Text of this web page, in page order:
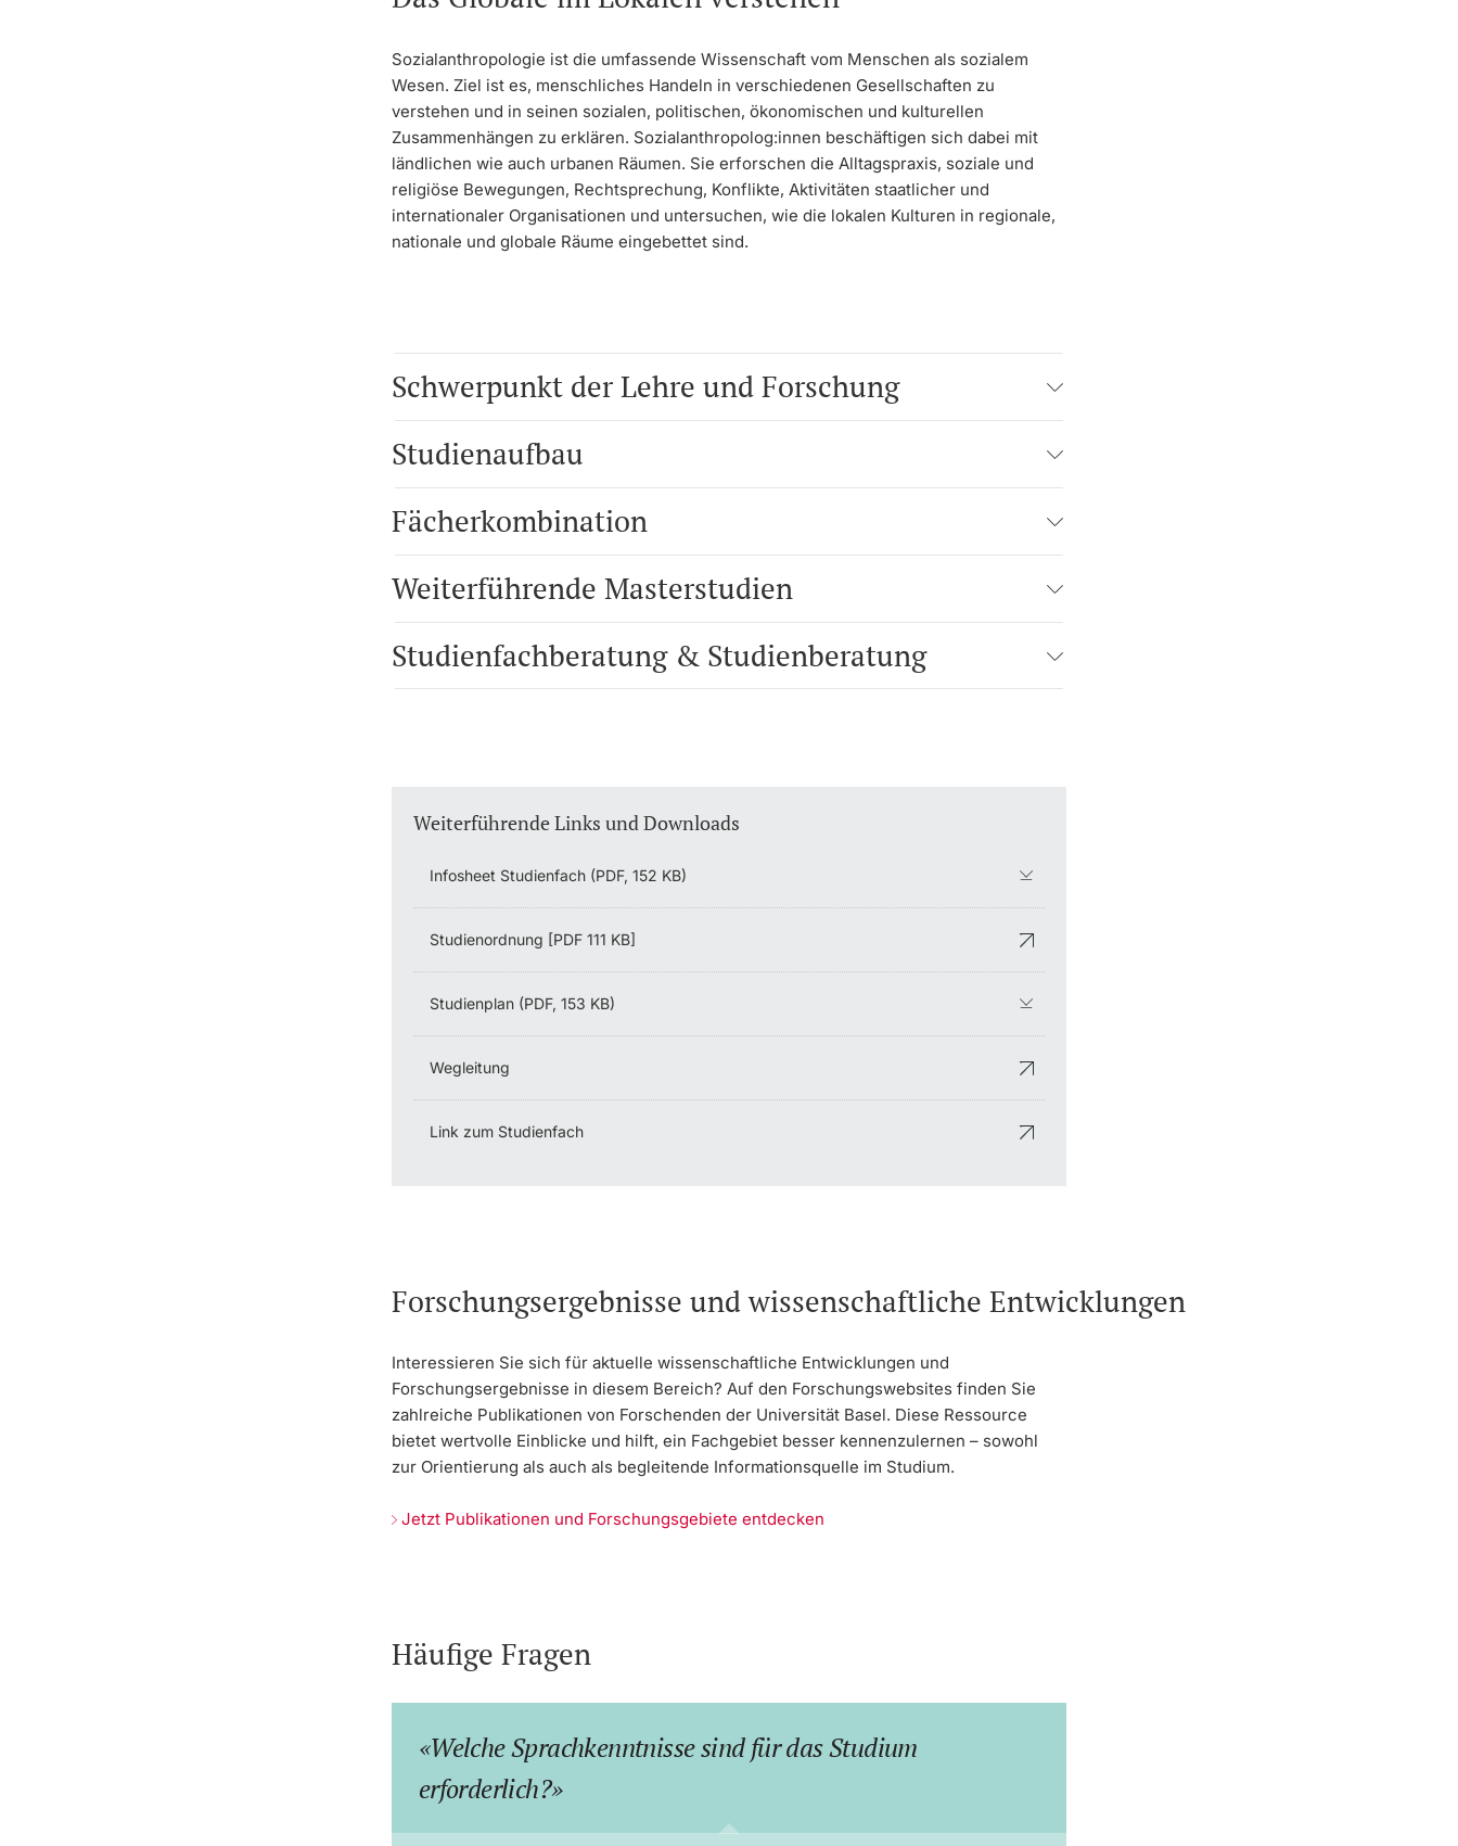
Sozialanthropologie ist die umfassende Wissenschaft vom Menschen als sozialem
Wesen. Ziel ist es, menschliches Handeln in verschiedenen Gesellschaften zu
verstehen und in seinen sozialen, politischen, ökonomischen und kulturellen
Zusammenhängen zu erklären. Sozialanthropolog:innen beschäftigen sich dabei mit
ländlichen wie auch urbanen Räumen. Sie erforschen die Alltagspraxis, soziale und
religiöse Bewegungen, Rechtsprechung, Konflikte, Aktivitäten staatlicher und
internationaler Organisationen und untersuchen, wie die lokalen Kulturen in regionale,
nationale und globale Räume eingebettet sind.
Schwerpunkt der Lehre und Forschung
Studienaufbau
Fächerkombination
Weiterführende Masterstudien
Studienfachberatung & Studienberatung
Weiterführende Links und Downloads
Infosheet Studienfach (PDF, 152 KB)
Studienordnung [PDF 111 KB]
Studienplan (PDF, 153 KB)
Wegleitung
Link zum Studienfach
Forschungsergebnisse und wissenschaftliche Entwicklungen
Interessieren Sie sich für aktuelle wissenschaftliche Entwicklungen und
Forschungsergebnisse in diesem Bereich? Auf den Forschungswebsites finden Sie
zahlreiche Publikationen von Forschenden der Universität Basel. Diese Ressource
bietet wertvolle Einblicke und hilft, ein Fachgebiet besser kennenzulernen – sowohl
zur Orientierung als auch als begleitende Informationsquelle im Studium.
Jetzt Publikationen und Forschungsgebiete entdecken
Häufige Fragen
Welche Sprachkenntnisse sind für das Studium
erforderlich?